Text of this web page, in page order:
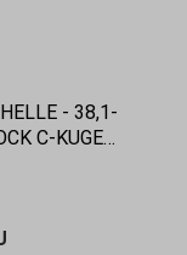
- 38,1-
C-KUGEL